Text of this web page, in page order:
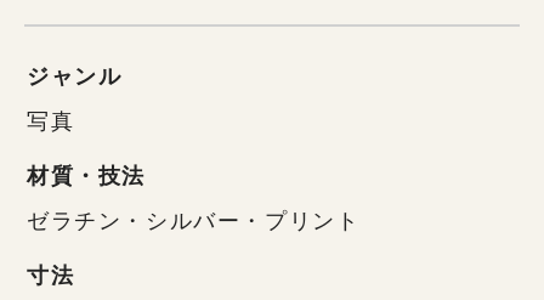
ジャンル
写真
材質・技法
ゼラチン・シルバー・プリント
寸法